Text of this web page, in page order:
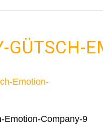
GÜTSCH-
Emotion-Company-9